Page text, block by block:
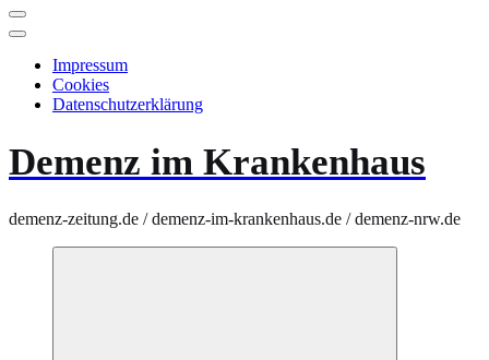
Impressum
Cookies
Datenschutzerklärung
Demenz im Krankenhaus
demenz-zeitung.de / demenz-im-krankenhaus.de / demenz-nrw.de